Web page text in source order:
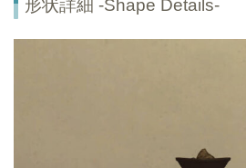
形状詳細 -Shape Details-